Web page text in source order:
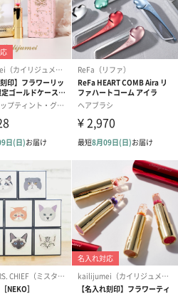
ラッグカプセル：イ
ンススティック
）
円）
ショートイン
（GRAPE
（880円）
す。
はいたしません。